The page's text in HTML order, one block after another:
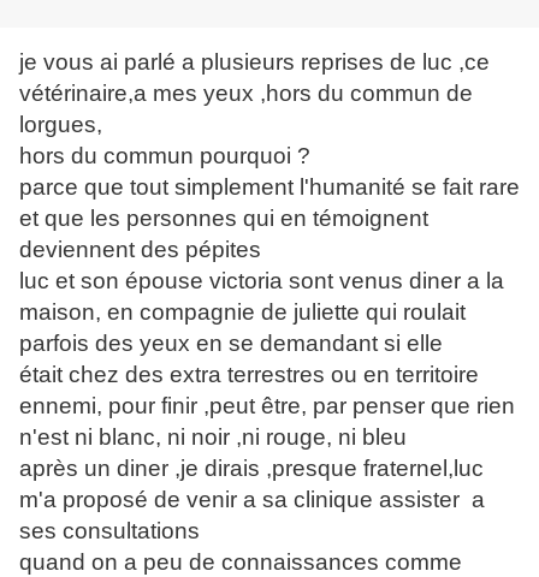
je vous ai parlé a plusieurs reprises de luc ,ce
vétérinaire,a mes yeux ,hors du commun de
lorgues,
hors du commun pourquoi ?
parce que tout simplement l'humanité se fait rare
et que les personnes qui en témoignent
deviennent des pépites
luc et son épouse victoria sont venus diner a la
maison, en compagnie de juliette qui roulait
parfois des yeux en se demandant si elle
était chez des extra terrestres ou en territoire
ennemi, pour finir ,peut être, par penser que rien
n'est ni blanc, ni noir ,ni rouge, ni bleu
après un diner ,je dirais ,presque fraternel,luc
m'a proposé de venir a sa clinique assister a
ses consultations
quand on a peu de connaissances comme